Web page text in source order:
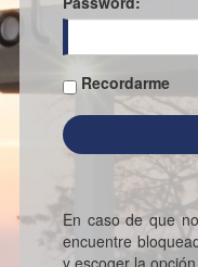
Recordarme
En caso de que
encuentre
y escoger la